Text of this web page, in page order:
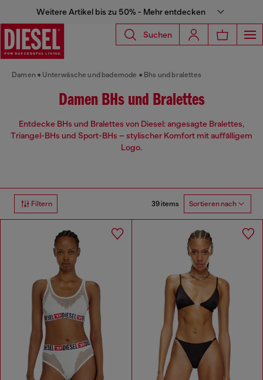
Weitere Artikel bis zu 50% - Mehr entdecken
Suchen
Damen Unterwäsche und bademode Bhs und bralettes
Damen BHs und Bralettes
Entdecke BHs und Bralettes von Diesel: angesagte Bralettes,
Triangel-BHs und Sport-BHs – stylischer Komfort mit auffälligem
Logo.
Filtern 39 items Sortieren nach